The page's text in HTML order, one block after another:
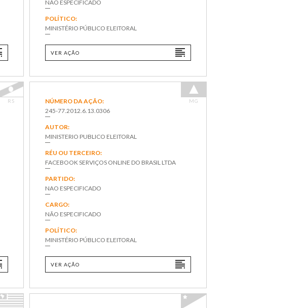
NÃO ESPECIFICADO
POLÍTICO:
MINISTÉRIO PÚBLICO ELEITORAL
VER AÇÃO
RS MG
NÚMERO DA AÇÃO:
245-77.2012.6.13.0306
AUTOR:
MINISTERIO PUBLICO ELEITORAL
RÉU OU TERCEIRO:
FACEBOOK SERVIÇOS ONLINE DO BRASIL LTDA
PARTIDO:
NAO ESPECIFICADO
CARGO:
NÃO ESPECIFICADO
POLÍTICO:
MINISTÉRIO PÚBLICO ELEITORAL
VER AÇÃO